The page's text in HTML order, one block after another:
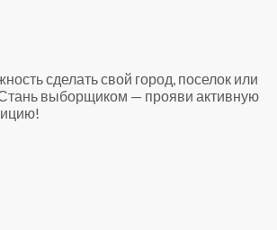
сделать свой город, поселок или
выборщиком — прояви активную